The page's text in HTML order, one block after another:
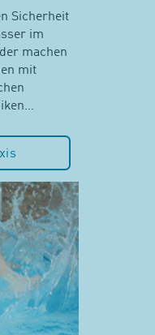
Sicherheit
im
machen
mit